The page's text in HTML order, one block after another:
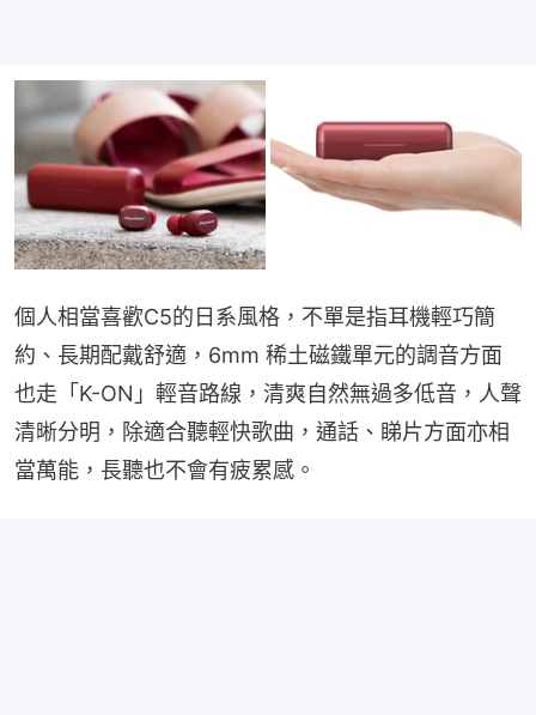
個人相當喜歡C5的日系風格，不單是指耳機輕巧簡
約、長期配戴舒適，6mm 稀土磁鐵單元的調音方面
也走「K-ON」輕音路線，清爽自然無過多低音，人聲
清晰分明，除適合聽輕快歌曲，通話、睇片方面亦相
當萬能，長聽也不會有疲累感。